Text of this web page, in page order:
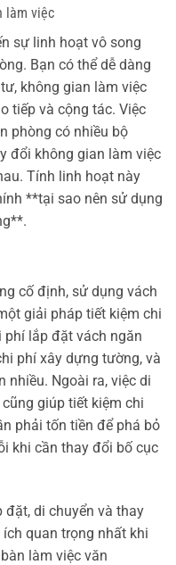
làm việc
sự linh hoạt vô song
Bạn có thể dễ dàng
không gian làm việc
tiếp và cộng tác. Việc
phòng có nhiều bộ
đổi không gian làm việc
Tính linh hoạt này
**tại sao nên sử dụng
cố định, sử dụng vách
giải pháp tiết kiệm chi
phí lắp đặt vách ngăn
phí xây dựng tường, và
nhiều. Ngoài ra, việc di
giúp tiết kiệm chi
phải tốn tiền để phá bỏ
khi cần thay đổi bố cục
đặt, di chuyển và thay
quan trọng nhất khi
làm việc văn